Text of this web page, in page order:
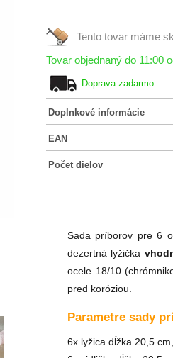
Tento tovar máme
Tovar objednaný do 11:00
Doprava zadarmo
Doplnkové informácie
EAN
Počet dielov
Sada príborov pre 6
dezertná lyžička
ocele 18/10
pred koróziou.
Parametre sady
6x lyžica dĺžka 20,5